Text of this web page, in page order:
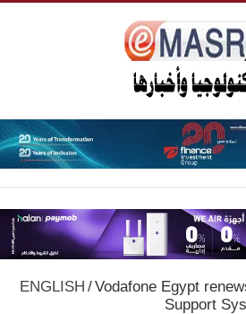
ENGLISH / Vodafone Egypt
Support